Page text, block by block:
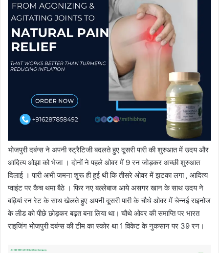
भोजपुरी दबंग्स ने अपनी स्ट्रैटिजी बदलते हुए दूसरी पारी की शुरुआत में उदय और
आदित्य ओझा को भेजा । दोनों ने पहले ओवर में 9 रन जोड़कर अच्छी शुरुआत
दिलाई । पारी अभी जमना शुरू ही हुई थी कि तीसरे ओवर में झटका लगा , आदित्य
प्वाइंट पर कैच थमा बैठे । फिर नए बल्लेबाज आये असगर खान के साथ उदय ने
बढ़ियां रन रेट के साथ खेलते हुए अपनी दूसरी पारी के चौथे ओवर में चेन्नई राइनोज
के लीड को पीछे छोड़कर बढ़त बना लिया था। चौथे ओवर की समाप्ति पर भारत
राइजिंग भोजपुरी दबंग्स की टीम का स्कोर था 1 विकेट के नुकसान पर 39 रन।